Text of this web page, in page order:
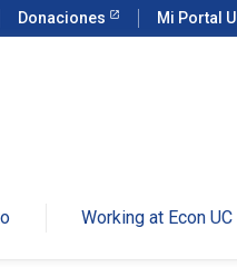
Donaciones Mi Portal
Working at Econ UC